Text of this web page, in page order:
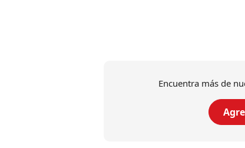
Encuentra más de